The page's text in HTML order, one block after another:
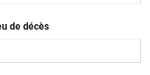
de décès